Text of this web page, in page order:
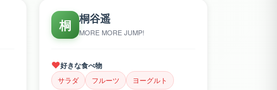
桐 桐谷遥
MORE MORE JUMP!
好きな食べ物
サラダ
フルーツ
ヨーグルト